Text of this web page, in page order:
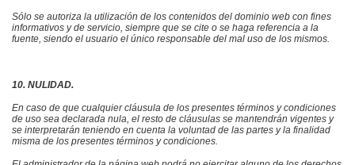
Sólo se autoriza la utilización de los contenidos del dominio web con fines
informativos y de servicio, siempre que se cite o se haga referencia a la
fuente, siendo el usuario el único responsable del mal uso de los mismos.
10. NULIDAD.
En caso de que cualquier cláusula de los presentes términos y condiciones
de uso sea declarada nula, el resto de cláusulas se mantendrán vigentes y
se interpretarán teniendo en cuenta la voluntad de las partes y la finalidad
misma de los presentes términos y condiciones.